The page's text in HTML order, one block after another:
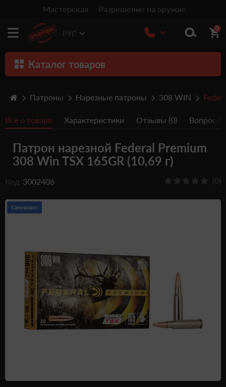
Мастерская Разрешение на оружие
РУС
0
Каталог товаров
Травматическое оружие
Пистолеты
Оптика
Тюнинг
Аксессуары
Дроны (БПЛА)
Подарочные Сертификати
Патроны Нарезные патроны 308 WIN
Все о товаре Характеристики Отзывы (0) Вопрос/
Патрон нарезной Federal Premium
308 Win TSX 165GR (10,69 г)
Код 3002406 (0)
Самовывоз